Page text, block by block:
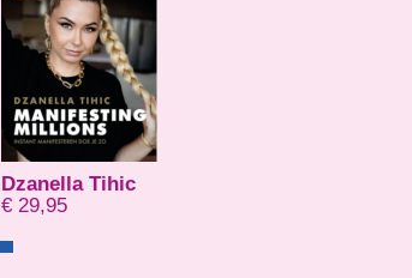
Dzanella Tihic
€ 29,95